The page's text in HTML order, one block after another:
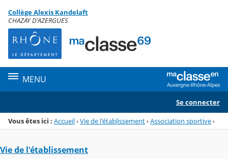
Menu de la rubrique
Contenu
Collège Alexis Kandelaft
CHAZAY D'AZERGUES
MENU
Se connecter
Vous êtes ici : Accueil›Vie de l'établissement›Association sportive›
Vie de l'établissement